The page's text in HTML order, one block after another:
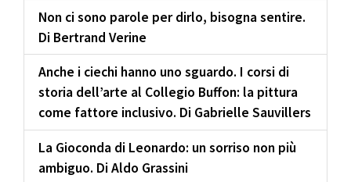
Non ci sono parole per dirlo, bisogna sentire.
Di Bertrand Verine
Anche i ciechi hanno uno sguardo. I corsi di
storia dell’arte al Collegio Buffon: la pittura
come fattore inclusivo. Di Gabrielle Sauvillers
La Gioconda di Leonardo: un sorriso non più
ambiguo. Di Aldo Grassini